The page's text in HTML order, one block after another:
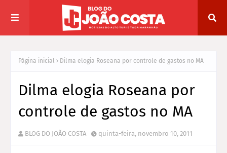
Página inicial Dilma elogia Roseana por controle de gastos no MA
Dilma elogia Roseana por
controle de gastos no MA
BLOG DO JOÃO COSTA quinta-feira, novembro 10, 2011